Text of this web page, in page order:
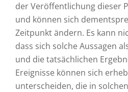
der Veröffentlichung dieser
und können sich
Zeitpunkt ändern. Es kann
dass sich solche Aussagen
und die tatsächlichen
Ereignisse können sich
unterscheiden, die in